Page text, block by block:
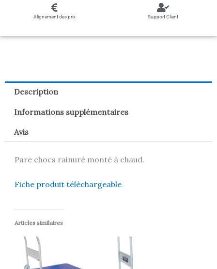
Alignement des prix Support Client
Description
Informations supplémentaires
Avis
Pare chocs rainuré monté à chaud.
Fiche produit téléchargeable
Articles similaires